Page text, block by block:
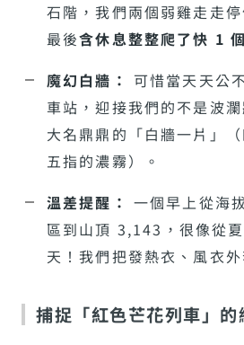
石階，我們兩個弱雞走走
最後含休息整整爬了快 1
魔幻白牆：
可惜當天天公
車站，迎接我們的不是波
大名鼎鼎的「白牆一片」
五指的濃霧）。
溫差提醒： 一個早上從海
區到山頂 3,143，很像從
天！我們把發熱衣、風衣
捕捉「紅色芒花列車」